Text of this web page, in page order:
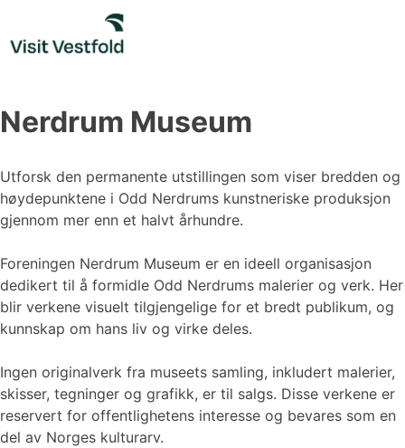
content
Nerdrum Museum
Utforsk den permanente utstillingen som viser bredden og
høydepunktene i Odd Nerdrums kunstneriske produksjon
gjennom mer enn et halvt århundre.
Foreningen Nerdrum Museum er en ideell organisasjon
dedikert til å formidle Odd Nerdrums malerier og verk. Her
blir verkene visuelt tilgjengelige for et bredt publikum, og
kunnskap om hans liv og virke deles.
Ingen originalverk fra museets samling, inkludert malerier,
skisser, tegninger og grafikk, er til salgs. Disse verkene er
reservert for offentlighetens interesse og bevares som en
del av Norges kulturarv.